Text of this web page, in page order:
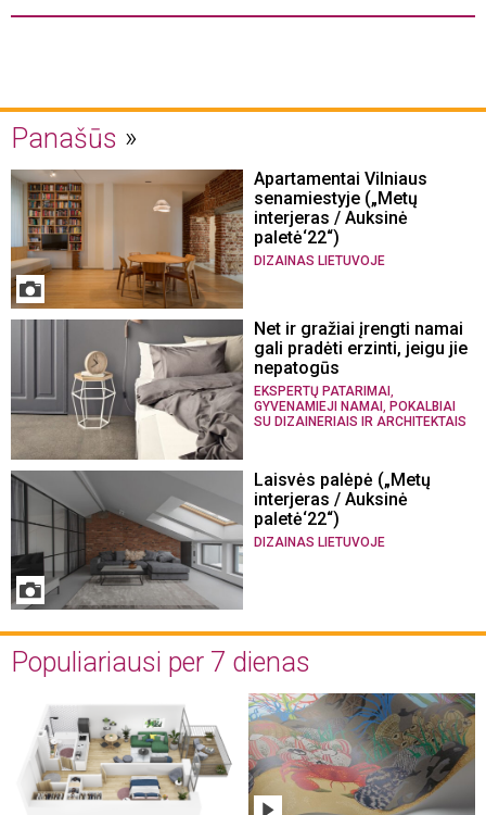
Panašūs
Apartamentai Vilniaus
senamiestyje („Metų
interjeras / Auksinė
paletė‘22“)
DIZAINAS LIETUVOJE
Net ir gražiai įrengti namai
gali pradėti erzinti, jeigu jie
nepatogūs
EKSPERTŲ PATARIMAI ,
GYVENAMIEJI NAMAI , POKALBIAI
SU DIZAINERIAIS IR ARCHITEKTAIS
Laisvės palėpė („Metų
interjeras / Auksinė
paletė‘22“)
DIZAINAS LIETUVOJE
Populiariausi per 7 dienas